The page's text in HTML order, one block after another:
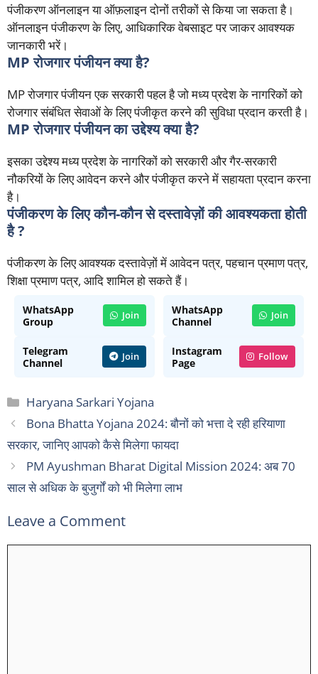
पंजीकरण ऑनलाइन या ऑफ़लाइन दोनों तरीकों से किया जा सकता है।
ऑनलाइन पंजीकरण के लिए, आधिकारिक वेबसाइट पर जाकर आवश्यक
जानकारी भरें।
MP रोजगार पंजीयन क्या है?
MP रोजगार पंजीयन एक सरकारी पहल है जो मध्य प्रदेश के नागरिकों को
रोजगार संबंधित सेवाओं के लिए पंजीकृत करने की सुविधा प्रदान करती है।
MP रोजगार पंजीयनका उद्देश्य क्या है?
इसका उद्देश्य मध्य प्रदेश के नागरिकों को सरकारी और गैर-सरकारी
नौकरियों के लिए आवेदन करने और पंजीकृत करने में सहायता प्रदान करना
है।
पंजीकरण के लिएकौन-कौन से दस्तावेज़ों की आवश्यकता होती
है ?
पंजीकरण के लिए आवश्यक दस्तावेज़ों में आवेदन पत्र, पहचान प्रमाण पत्र,
शिक्षा प्रमाण पत्र, आदि शामिल हो सकते हैं।
WhatsApp
Group
Join
WhatsApp
Channel
Join
Telegram
Channel
Join
Instagram
Page
Follow
Categories
Haryana Sarkari Yojana
Bona Bhatta Yojana 2024: बौनों को भत्ता दे रही हरियाणा
सरकार, जानिए आपको कैसे मिलेगा फायदा
PM Ayushman Bharat Digital Mission 2024: अब 70
साल से अधिक के बुजुर्गों को भी मिलेगा लाभ
Leave a Comment